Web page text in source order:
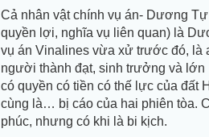
Cả nhân vật chính vụ án- Dương
quyền lợi, nghĩa vụ liên quan) là
vụ án Vinalines vừa xử trước đó, là
người thành đạt, sinh trưởng và
có quyền có tiền có thế lực của đất
cùng là… bị cáo của hai phiên tòa.
phúc, nhưng có khi là bi kịch.